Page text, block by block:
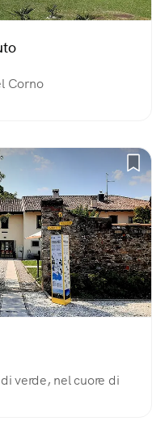
Corno
verde, nel cuore di